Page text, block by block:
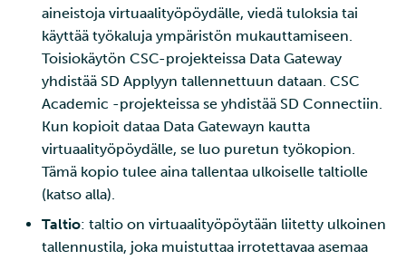
aineistoja virtuaalityöpöydälle, viedä tuloksia tai
käyttää työkaluja ympäristön mukauttamiseen.
Toisiokäytön CSC-projekteissa Data Gateway
yhdistää SD Applyyn tallennettuun dataan. CSC
Academic -projekteissa se yhdistää SD Connectiin.
Kun kopioit dataa Data Gatewayn kautta
virtuaalityöpöydälle, se luo puretun työkopion.
Tämä kopio tulee aina tallentaa ulkoiselle taltiolle
(katso alla).
Taltio: taltio on virtuaalityöpöytään liitetty ulkoinen
tallennustila, joka muistuttaa irrotettavaa asemaa